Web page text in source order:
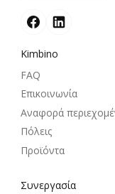
Kimbino
FAQ
Επικοινωνία
Αναφορά
Πόλεις
Προϊόντα
Συνεργασία